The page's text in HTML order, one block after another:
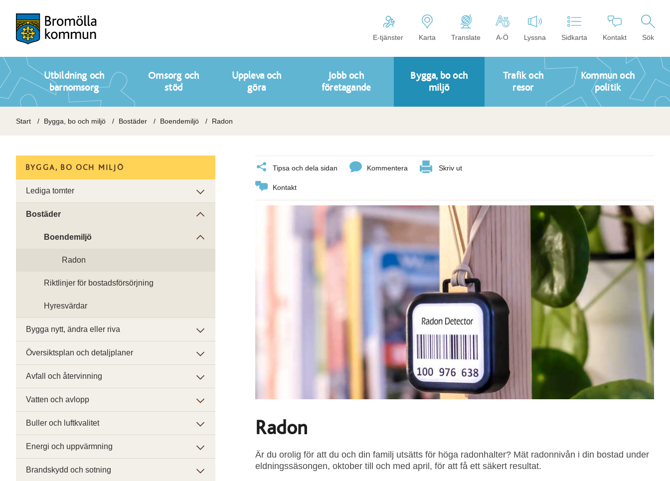
E-tjänster Karta Translate A-Ö Lyssna Sidkarta Kontakt Sök
Utbildning och
barnomsorg
Omsorg och
stöd
Uppleva och
göra
Jobb och
företagande
Bygga, bo och
miljö
Trafik och
resor
Kommun och
politik
Start Bygga, bo och miljö Bostäder Boendemiljö Radon
Tipsa och dela sidan Kommentera Skriv ut
Kontakt
Radon
Är du orolig för att du och din familj utsätts för höga radonhalter? Mät radonnivån i din bostad under
eldningssäsongen, oktober till och med april, för att få ett säkert resultat.
BYGGA, BO OCH MILJÖ
Lediga tomter
Bostäder
Boendemiljö
Radon
Riktlinjer för bostadsförsörjning
Hyresvärdar
Bygga nytt, ändra eller riva
Översiktsplan och detaljplaner
Avfall och återvinning
Vatten och avlopp
Buller och luftkvalitet
Energi och uppvärmning
Brandskydd och sotning